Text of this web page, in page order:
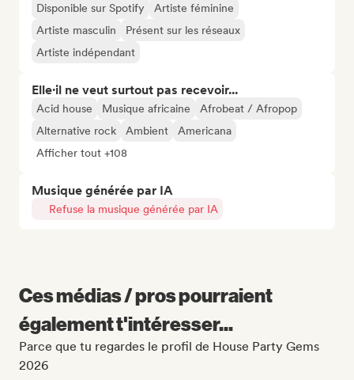
Disponible sur Spotify
Artiste féminine
Artiste masculin
Présent sur les réseaux
Artiste indépendant
Elle·il ne veut surtout pas recevoir...
Acid house Musique africaine
Afrobeat / Afropop
Alternative rock
Ambient
Americana
Afficher tout +108
Musique générée par IA
Refuse la musique générée par IA
Ces médias / pros pourraient
également t'intéresser...
Parce que tu regardes le profil de House Party Gems
2026